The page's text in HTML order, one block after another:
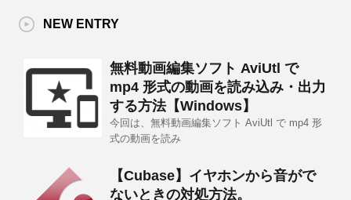
NEW ENTRY
無料動画編集ソフト AviUtl で
mp4 形式の動画を読み込み・出力
する方法【Windows】
今回は、無料動画編集ソフト AviUtl で mp4 形
式の動画を読み
【Cubase】イヤホンから音がで
ないときの対処方法。